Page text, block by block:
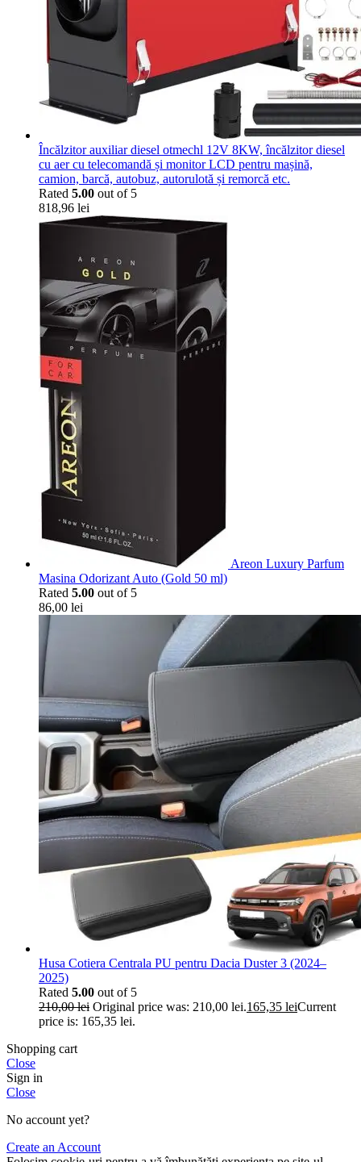
Încălzitor auxiliar diesel otmechl 12V 8KW, încălzitor diesel
cu aer cu telecomandă și monitor LCD pentru mașină,
camion, barcă, autobuz, autorulotă și remorcă etc.
Rated 5.00 out of 5
818,96 lei
Areon Luxury Parfum
Masina Odorizant Auto (Gold 50 ml)
Rated 5.00 out of 5
86,00 lei
Husa Cotiera Centrala PU pentru Dacia Duster 3 (2024–
2025)
Rated 5.00 out of 5
210,00lei Original price was: 210,00 lei.165,35 leiCurrent
price is: 165,35 lei.
Shopping cart
Close
Sign in
Close
No account yet?
Create an Account